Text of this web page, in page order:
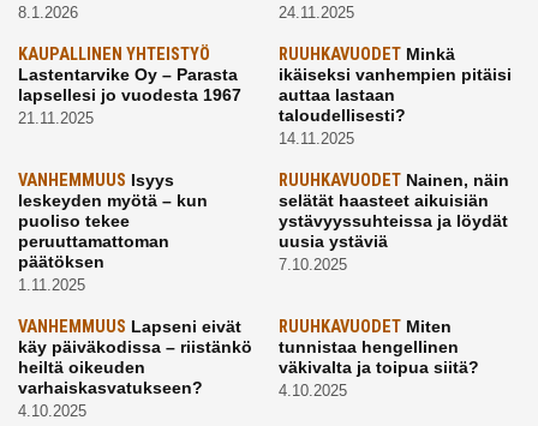
8.1.2026 24.11.2025
KAUPALLINEN YHTEISTYÖ
Lastentarvike Oy – Parasta
lapsellesi jo vuodesta 1967
21.11.2025
RUUHKAVUODETMinkä
ikäiseksi vanhempien pitäisi
auttaa lastaan
taloudellisesti?
14.11.2025
VANHEMMUUS Isyys
leskeyden myötä – kun
puoliso tekee
peruuttamattoman
päätöksen
1.11.2025
RUUHKAVUODETNainen, näin
selätät haasteet aikuisiän
ystävyyssuhteissa ja löydät
uusia ystäviä
7.10.2025
VANHEMMUUS Lapseni eivät
käy päiväkodissa – riistänkö
heiltä oikeuden
varhaiskasvatukseen?
4.10.2025
RUUHKAVUODETMiten
tunnistaa hengellinen
väkivalta ja toipua siitä?
4.10.2025